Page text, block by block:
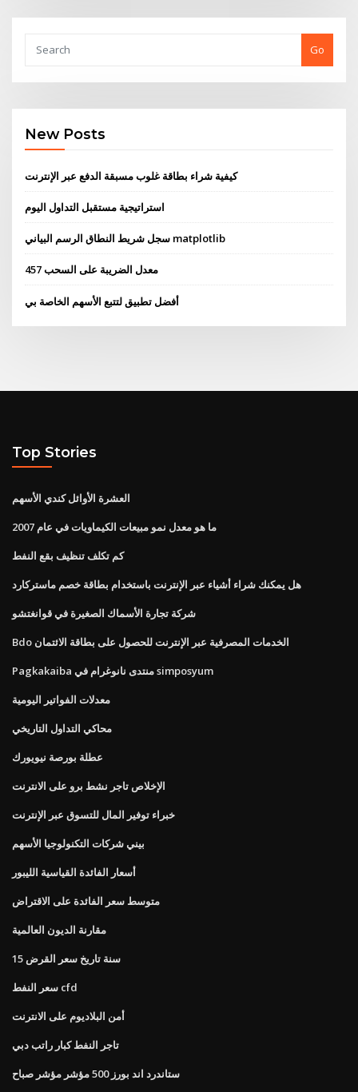
Go
New Posts
كيفية شراء بطاقة غلوب مسبقة الدفع عبر الإنترنت
استراتيجية مستقبل التداول اليوم
سجل شريط النطاق الرسم البياني matplotlib
457 معدل الضريبة على السحب
أفضل تطبيق لتتبع الأسهم الخاصة بي
Top Stories
العشرة الأوائل كندي الأسهم
ما هو معدل نمو مبيعات الكيماويات في عام 2007
كم تكلف تنظيف بقع النفط
هل يمكنك شراء أشياء عبر الإنترنت باستخدام بطاقة خصم ماستركارد
شركة تجارة الأسماك الصغيرة في قوانغتشو
Bdo الخدمات المصرفية عبر الإنترنت للحصول على بطاقة الائتمان
Pagkakaiba منتدى نانوغرام في simposyum
معدلات الفواتير اليومية
محاكي التداول التاريخي
عطلة بورصة نيويورك
الإخلاص تاجر نشط برو على الانترنت
خبراء توفير المال للتسوق عبر الإنترنت
بيني شركات التكنولوجيا الأسهم
أسعار الفائدة القياسية الليبور
متوسط ​​سعر الفائدة على الاقتراض
مقارنة الديون العالمية
15 سنة تاريخ سعر القرض
سعر النفط cfd
أمن البلاديوم على الانترنت
تاجر النفط كبار راتب دبي
ستاندرد اند بورز 500 مؤشر مؤشر صباح